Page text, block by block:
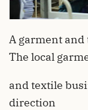
A garment
The local
and textile
direction